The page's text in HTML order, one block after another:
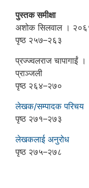
पुस्तक समीक्षा
अशोक सिलवाल ।
पृष्ठ २५७–२६३
प्रज्ज्वलराज चापागाईं
प्राञ्जली
पृष्ठ २६४–२७०
लेखक/सम्पादक परिचय
पृष्ठ २७१–२७३
लेखकलाई अनुरोध
पृष्ठ २७५–२७८